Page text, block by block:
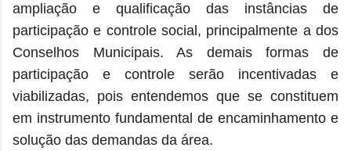
ampliação e qualificação das instâncias de
participação e controle social, principalmente a dos
Conselhos Municipais. As demais formas de
participação e controle serão incentivadas e
viabilizadas, pois entendemos que se constituem
em instrumento fundamental de encaminhamento e
solução das demandas da área.